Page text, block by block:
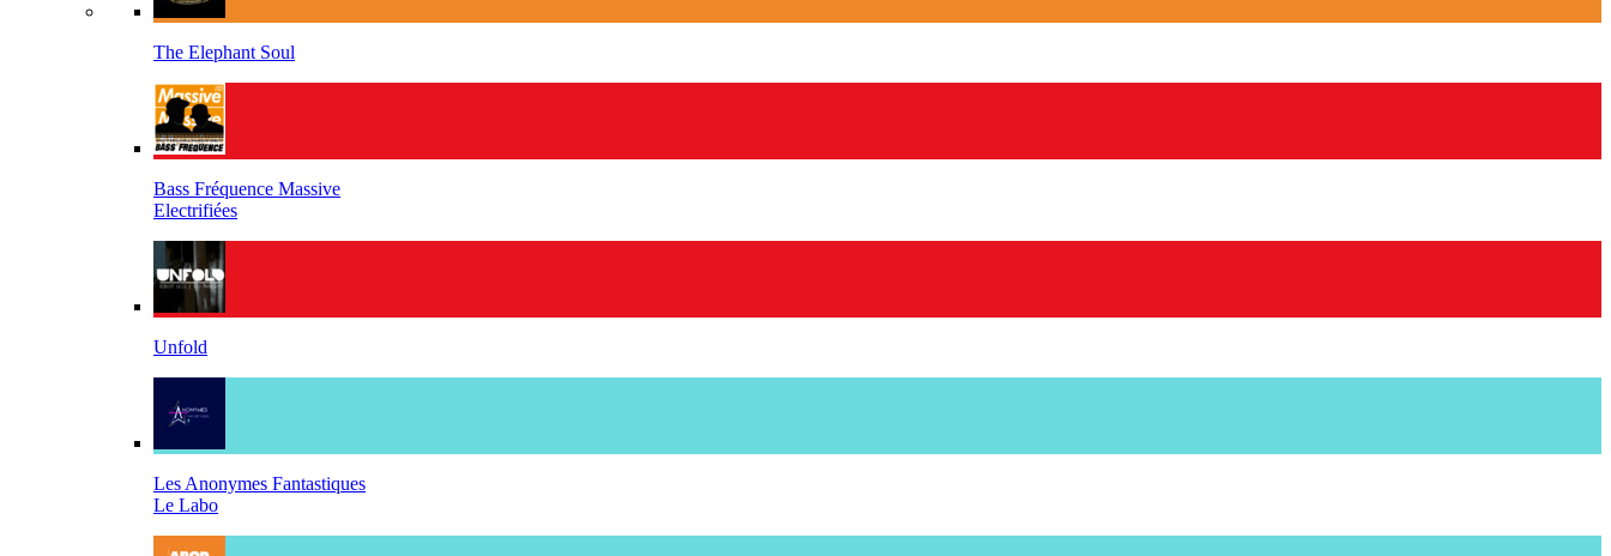
The Elephant Soul
Bass Fréquence Massive
Electrifiées
Unfold
Les Anonymes Fantastiques
Le Labo